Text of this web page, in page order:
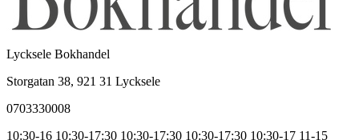
Lycksele Bokhandel
Storgatan 38, 921 31 Lycksele
0703330008
10:30-16 10:30-17:30 10:30-17:30 10:30-17:30 10:30-17 11-15